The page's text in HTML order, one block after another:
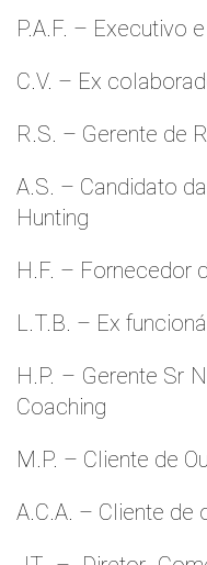
P.A.F. – Executivo
C.V. – Ex
R.S. – Gerente de
A.S. – Candidato
Hunting
H.F. – Fornecedor
L.T.B. – Ex
H.P. – Gerente Sr
Coaching
M.P. – Cliente de
A.C.A. – Cliente de